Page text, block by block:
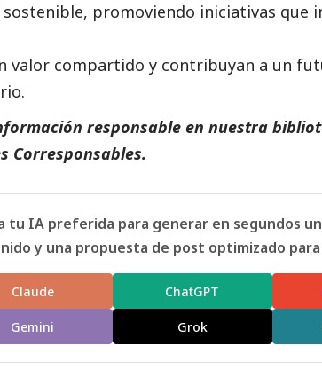
promoviendo iniciativas que
valor compartido y contribuyan a un
responsable en nuestra
Corresponsables.
tu IA preferida para generar en segundos
y una propuesta de post optimizado para
Claude ChatGPT
Gemini Grok